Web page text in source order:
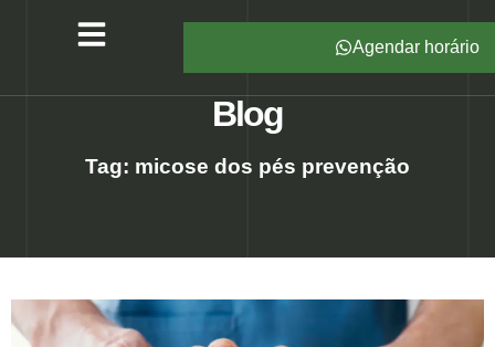
Agendar horário
Blog
Tag: micose dos pés prevenção